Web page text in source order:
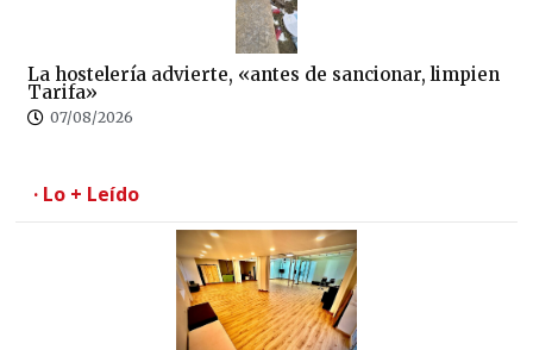
La hostelería advierte, «antes de sancionar, limpien
Tarifa»
07/08/2026
· Lo + Leído